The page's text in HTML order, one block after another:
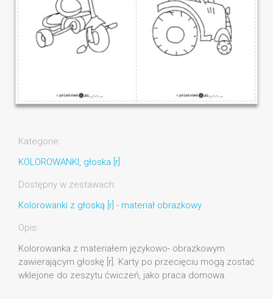
Kategorie:
KOLOROWANKI, głoska [r]
Dostępny w zestawach:
Kolorowanki z głoską [r] - materiał obrazkowy
Opis:
Kolorowanka z materiałem językowo- obrazkowym
zawierającym głoskę [r]. Karty po przecięciu mogą zostać
wklejone do zeszytu ćwiczeń, jako praca domowa.